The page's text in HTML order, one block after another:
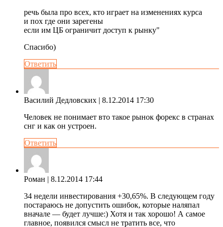
речь была про всех, кто играет на изменениях курса
и пох где они зарегены
если им ЦБ ограничит доступ к рынку"
Спасибо)
Ответить
Василий Дедловских | 8.12.2014 17:30
Человек не понимает вто такое рынок форекс в странах
снг и как он устроен.
Ответить
Роман | 8.12.2014 17:44
34 недели инвестирования +30,65%. В следующем году
постараюсь не допустить ошибок, которые наляпал
вначале — будет лучше:) Хотя и так хорошо! А самое
главное, появился смысл не тратить все, что